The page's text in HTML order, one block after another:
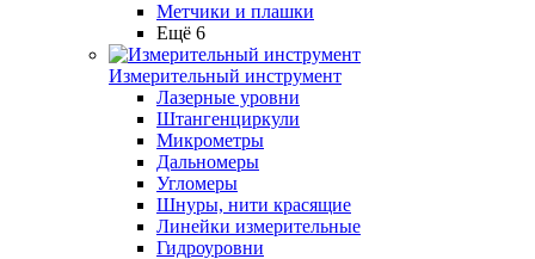
Метчики и плашки
Ещё 6
Измерительный инструмент
Лазерные уровни
Штангенциркули
Микрометры
Дальномеры
Угломеры
Шнуры, нити красящие
Линейки измерительные
Гидроуровни